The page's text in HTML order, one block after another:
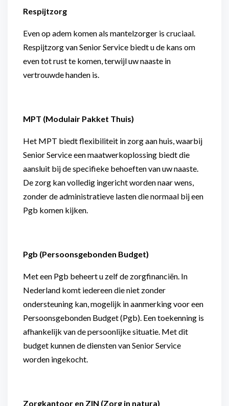
Respijtzorg
Even op adem komen als mantelzorger is cruciaal.
Respijtzorg van Senior Service biedt u de kans om
even tot rust te komen, terwijl uw naaste in
vertrouwde handen is.
MPT (Modulair Pakket Thuis)
Het MPT biedt flexibiliteit in zorg aan huis, waarbij
Senior Service een maatwerkoplossing biedt die
aansluit bij de specifieke behoeften van uw naaste.
De zorg kan volledig ingericht worden naar wens,
zonder de administratieve lasten die normaal bij een
Pgb komen kijken.
Pgb (Persoonsgebonden Budget)
Met een Pgb beheert u zelf de zorgfinanciën. In
Nederland komt iedereen die niet zonder
ondersteuning kan, mogelijk in aanmerking voor een
Persoonsgebonden Budget (Pgb). Een toekenning is
afhankelijk van de persoonlijke situatie. Met dit
budget kunnen de diensten van Senior Service
worden ingekocht.
Zorgkantoor en ZIN (Zorg in natura)